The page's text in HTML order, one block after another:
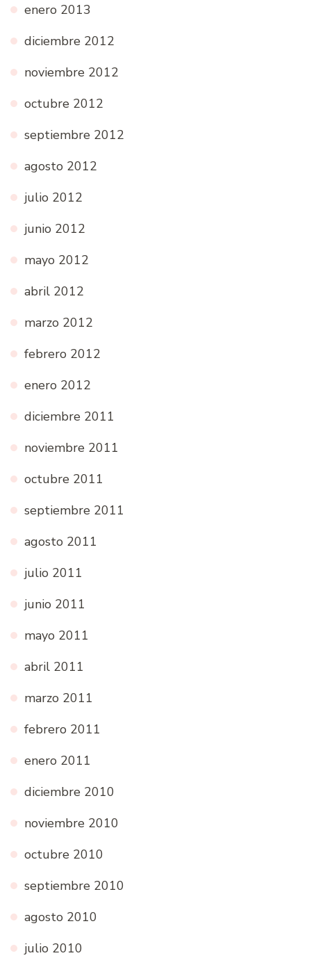
enero 2013
diciembre 2012
noviembre 2012
octubre 2012
septiembre 2012
agosto 2012
julio 2012
junio 2012
mayo 2012
abril 2012
marzo 2012
febrero 2012
enero 2012
diciembre 2011
noviembre 2011
octubre 2011
septiembre 2011
agosto 2011
julio 2011
junio 2011
mayo 2011
abril 2011
marzo 2011
febrero 2011
enero 2011
diciembre 2010
noviembre 2010
octubre 2010
septiembre 2010
agosto 2010
julio 2010